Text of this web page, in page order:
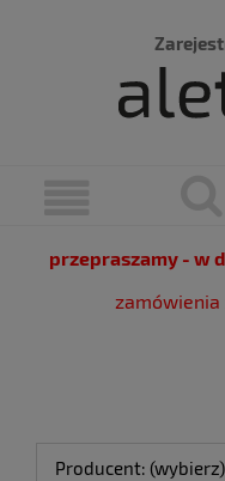
przepraszamy - w
zamówienia
Producent: (wybierz)